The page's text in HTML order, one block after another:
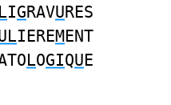
LIGRAVURES
IEREMENT
LOGIQUE